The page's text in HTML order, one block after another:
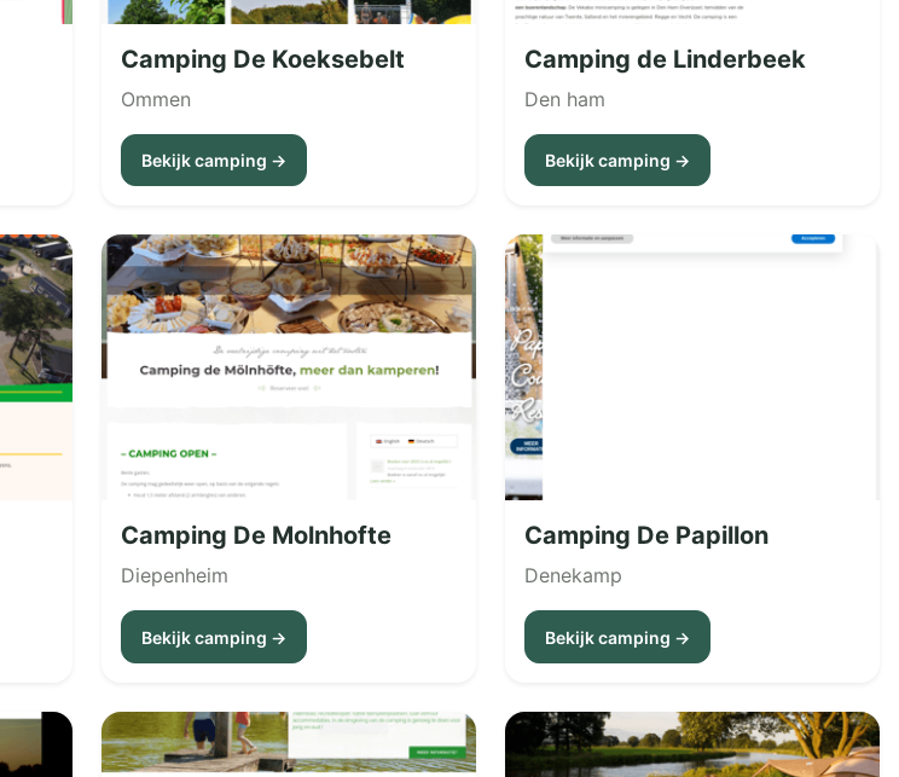
Camping De Koeksebelt
Ommen
Bekijk camping →
Camping de Linderbeek
Den ham
Bekijk camping →
Camping De Molnhofte
Diepenheim
Bekijk camping →
Camping De Papillon
Denekamp
Bekijk camping →